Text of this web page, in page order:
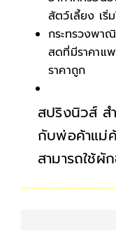
สัตว์เลี้ยง เ
กระทรวงพา
สดที่มีราคาแ
ราคาถูก
สปริงนิวส์ ส
กับพ่อค้าแม่
สามารถใช้